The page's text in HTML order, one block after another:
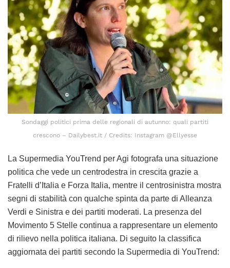
Sondaggi politici prima delle regionali di autunno: quali partiti
crescono – Dailybest.it / Credits: Instagram @Ellyesse
La Supermedia YouTrend per Agi fotografa una situazione
politica che vede un centrodestra in crescita grazie a
Fratelli d’Italia e Forza Italia, mentre il centrosinistra mostra
segni di stabilità con qualche spinta da parte di Alleanza
Verdi e Sinistra e dei partiti moderati. La presenza del
Movimento 5 Stelle continua a rappresentare un elemento
di rilievo nella politica italiana. Di seguito la classifica
aggiornata dei partiti secondo la Supermedia di YouTrend: